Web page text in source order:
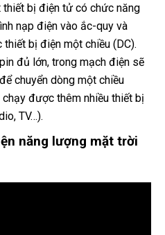
bị điện tử có chức năng
nạp điện vào ắc-quy và
bị điện một chiều (DC).
đủ lớn, trong mạch điện sẽ
chuyển dòng một chiều
chạy được thêm nhiều thiết bị
TV…).
năng lượng mặt trời